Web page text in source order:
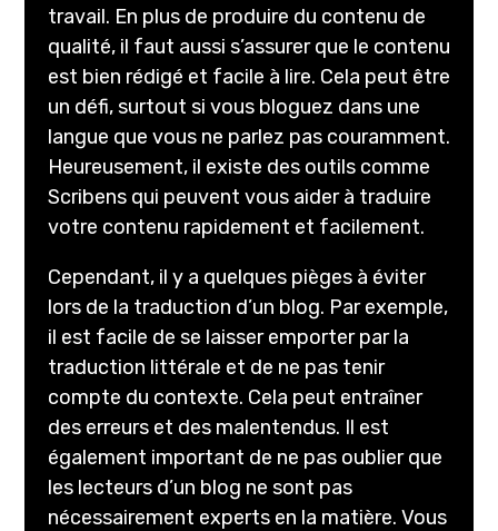
travail. En plus de produire du contenu de
qualité, il faut aussi s’assurer que le contenu
est bien rédigé et facile à lire. Cela peut être
un défi, surtout si vous bloguez dans une
langue que vous ne parlez pas couramment.
Heureusement, il existe des outils comme
Scribens qui peuvent vous aider à traduire
votre contenu rapidement et facilement.
Cependant, il y a quelques pièges à éviter
lors de la traduction d’un blog. Par exemple,
il est facile de se laisser emporter par la
traduction littérale et de ne pas tenir
compte du contexte. Cela peut entraîner
des erreurs et des malentendus. Il est
également important de ne pas oublier que
les lecteurs d’un blog ne sont pas
nécessairement experts en la matière. Vous